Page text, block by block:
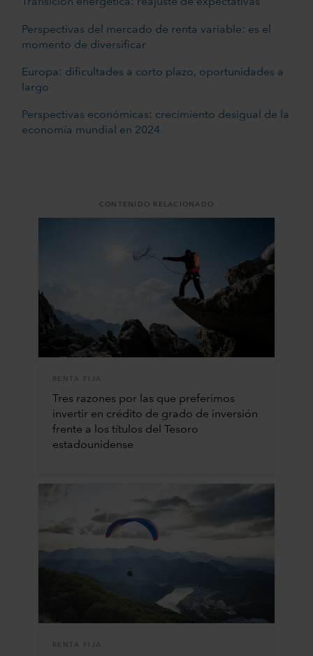
Perspectivas del mercado de renta variable: es el
momento de diversificar
Europa: dificultades a corto plazo, oportunidades a
largo
Perspectivas económicas: crecimiento desigual de la
economía mundial en 2024
CONTENIDO RELACIONADO
RENTA FIJA
Tres razones por las que preferimos
invertir en crédito de grado de inversión
frente a los títulos del Tesoro
estadounidense
RENTA FIJA